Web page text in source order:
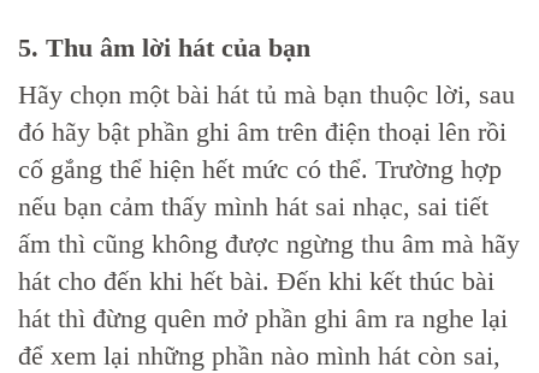
5. Thu âm lời hát của bạn
Hãy chọn một bài hát tủ mà bạn thuộc lời, sau
đó hãy bật phần ghi âm trên điện thoại lên rồi
cố gắng thể hiện hết mức có thể. Trường hợp
nếu bạn cảm thấy mình hát sai nhạc, sai tiết
ấm thì cũng không được ngừng thu âm mà hãy
hát cho đến khi hết bài. Đến khi kết thúc bài
hát thì đừng quên mở phần ghi âm ra nghe lại
để xem lại những phần nào mình hát còn sai,